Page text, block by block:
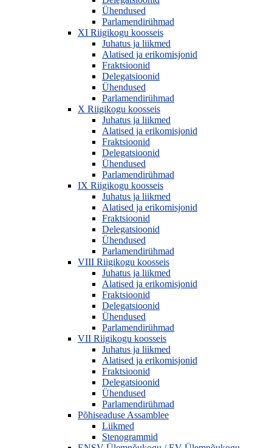
Ühendused
Parlamendirühmad
XI Riigikogu koosseis
Juhatus ja liikmed
Alatised ja erikomisjonid
Fraktsioonid
Delegatsioonid
Ühendused
Parlamendirühmad
X Riigikogu koosseis
Juhatus ja liikmed
Alatised ja erikomisjonid
Fraktsioonid
Delegatsioonid
Ühendused
Parlamendirühmad
IX Riigikogu koosseis
Juhatus ja liikmed
Alatised ja erikomisjonid
Fraktsioonid
Delegatsioonid
Ühendused
Parlamendirühmad
VIII Riigikogu koosseis
Juhatus ja liikmed
Alatised ja erikomisjonid
Fraktsioonid
Delegatsioonid
Ühendused
Parlamendirühmad
VII Riigikogu koosseis
Juhatus ja liikmed
Alatised ja erikomisjonid
Fraktsioonid
Delegatsioonid
Ühendused
Parlamendirühmad
Põhiseaduse Assamblee
Liikmed
Stenogrammid